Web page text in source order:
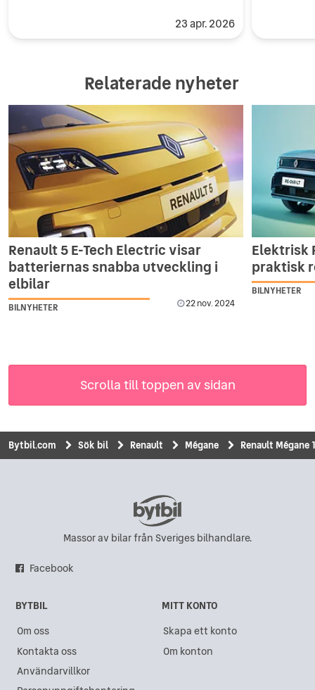
23 apr. 2026
Relaterade nyheter
Renault 5 E-Tech Electric visar
batteriernas snabba utveckling i
elbilar
BILNYHETER 22 nov. 2024
Elektrisk
praktisk
BILNYHETER
Scrolla till toppen av sidan
Bytbil.com Sök bil Renault Mégane Renault Mégane
Massor av bilar från Sveriges bilhandlare.
Facebook
BYTBIL
Om oss
Kontakta oss
Användarvillkor
MITT KONTO
Skapa ett konto
Om konton